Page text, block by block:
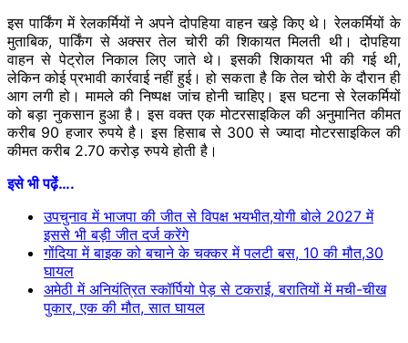
इस पार्किंग में रेलकर्मियों ने अपने दोपहिया वाहन खड़े किए थे। रेलकर्मियों के
मुताबिक, पार्किंग से अक्सर तेल चोरी की शिकायत मिलती थी। दोपहिया
वाहन से पेट्रोल निकाल लिए जाते थे। इसकी शिकायत भी की गई थी,
लेकिन कोई प्रभावी कार्रवाई नहीं हुई। हो सकता है कि तेल चोरी के दौरान ही
आग लगी हो। मामले की निष्पक्ष जांच होनी चाहिए। इस घटना से रेलकर्मियों
को बड़ा नुकसान हुआ है। इस वक्त एक मोटरसाइकिल की अनुमानित कीमत
करीब 90 हजार रुपये है। इस हिसाब से 300 से ज्यादा मोटरसाइकिल की
कीमत करीब 2.70 करोड़ रुपये होती है।
इसे भी पढ़ेंं….
उपचुनाव में भाजपा की जीत से विपक्ष भयभीत,योगी बोले 2027 में
इससे भी बड़ी जीत दर्ज करेंगे
गोंदिया में बाइक को बचाने के चक्कर में पलटी बस, 10 की मौत,30
घायल
अमेठी में अनियंत्रित स्कॉर्पियो पेड़ से टकराई, बरातियों में मची-चीख
पुकार, एक की मौत, सात घायल